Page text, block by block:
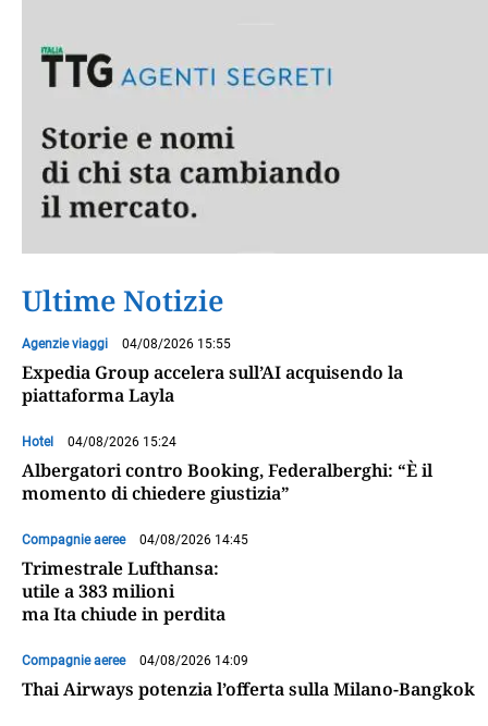
Ultime Notizie
Agenzie viaggi 04/08/2026 15:55
Expedia Group accelera sull’AI acquisendo la
piattaforma Layla
Hotel 04/08/2026 15:24
Albergatori contro Booking, Federalberghi: “È il
momento di chiedere giustizia”
Compagnie aeree 04/08/2026 14:45
Trimestrale Lufthansa:
utile a 383 milioni
ma Ita chiude in perdita
Compagnie aeree 04/08/2026 14:09
Thai Airways potenzia l’offerta sulla Milano-Bangkok